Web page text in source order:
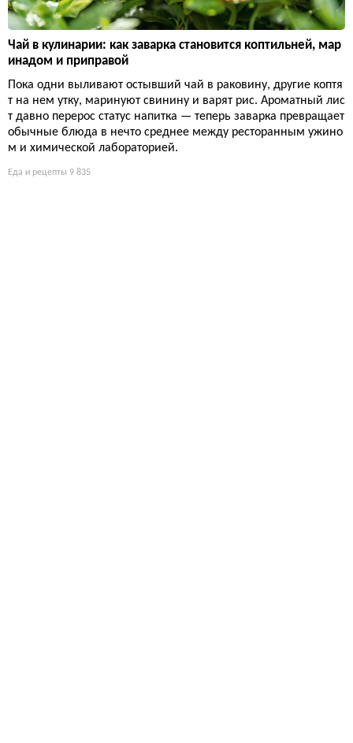
Чай в кулинарии: как заварка становится коптильней, мар
инадом и приправой
Пока одни выливают остывший чай в раковину, другие коптя
т на нем утку, маринуют свинину и варят рис. Ароматный лис
т давно перерос статус напитка — теперь заварка превращает
обычные блюда в нечто среднее между ресторанным ужино
м и химической лабораторией.
Еда и рецепты 9 835